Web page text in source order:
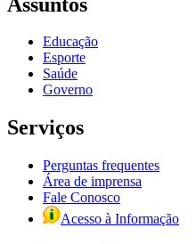
Educação
Esporte
Saúde
Governo
Serviços
Perguntas frequentes
Área de imprensa
Fale Conosco
Acesso à Informação